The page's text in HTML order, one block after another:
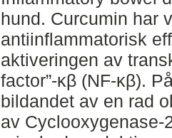
hund. Curcumin har
antiinflammatorisk
aktiveringen av
factor”-κβ (NF-κβ).
bildandet av en rad
av Cyclooxygenase-